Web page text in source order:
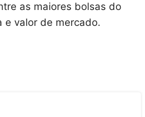
as maiores bolsas do
e valor de mercado.